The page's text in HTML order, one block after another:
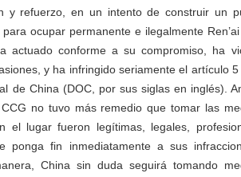
y refuerzo, en un intento de construir un
ocupar permanente e ilegalmente Ren’ai
actuado conforme a su compromiso, ha
y ha infringido seriamente el artículo 5
de China (DOC, por sus siglas en inglés).
no tuvo más remedio que tomar las
lugar fueron legítimas, legales,
ponga fin inmediatamente a sus
China sin duda seguirá tomando